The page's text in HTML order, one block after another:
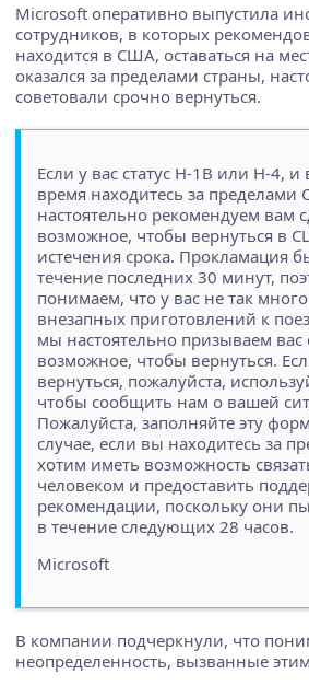
Microsoft оперативно выпустила
сотрудников, в которых
находится в США, оставаться на
оказался за пределами страны,
советовали срочно вернуться.
Если у вас статус H-1B или H-4,
время находитесь за
настоятельно рекомендуем вам
возможное, чтобы вернуться в
истечения срока. Прокламация
течение последних 30 минут,
понимаем, что у вас не так
внезапных приготовлений к
мы настоятельно призываем вас
возможное, чтобы вернуться.
вернуться, пожалуйста,
чтобы сообщить нам о вашей
Пожалуйста, заполняйте эту
случае, если вы находитесь за
хотим иметь возможность
человеком и предоставить
рекомендации, поскольку они
в течение следующих 28 часов.
Microsoft
В компании подчеркнули, что
неопределенность, вызванные